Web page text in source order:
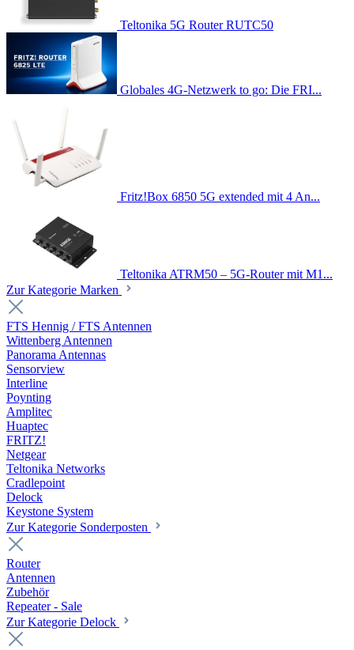
Teltonika 5G Router RUTC50
Globales 4G-Netzwerk to go: Die FRI...
Fritz!Box 6850 5G extended mit 4 An...
Teltonika ATRM50 – 5G-Router mit M1...
Zur Kategorie Marken
FTS Hennig / FTS Antennen
Wittenberg Antennen
Panorama Antennas
Sensorview
Interline
Poynting
Amplitec
Huaptec
FRITZ!
Netgear
Teltonika Networks
Cradlepoint
Delock
Keystone System
Zur Kategorie Sonderposten
Router
Antennen
Zubehör
Repeater - Sale
Zur Kategorie Delock